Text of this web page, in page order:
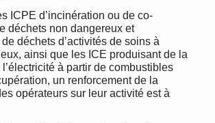
ICPE d’incinération ou de co-
déchets non dangereux et
déchets d’activités de soins à
ainsi que les ICE produisant de la
à partir de combustibles
un renforcement de la
opérateurs sur leur activité est à